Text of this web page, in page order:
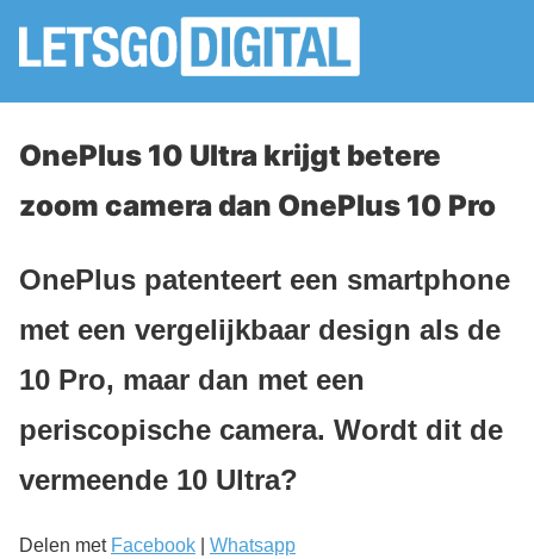
OnePlus 10 Ultra krijgt betere
zoom camera dan OnePlus 10 Pro
OnePlus patenteert een smartphone
met een vergelijkbaar design als de
10 Pro, maar dan met een
periscopische camera. Wordt dit de
vermeende 10 Ultra?
Delen met Facebook Whatsapp